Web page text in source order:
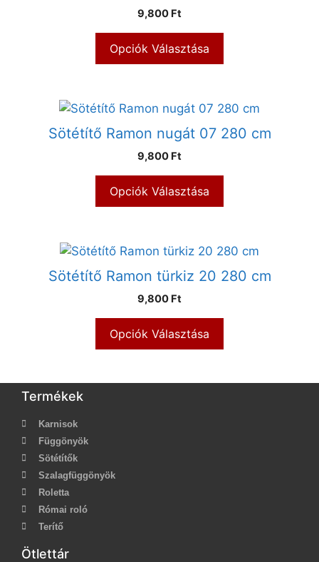
9,800 Ft
Opciók Választása
Sötétítő Ramon nugát 07 280 cm
9,800 Ft
Opciók Választása
Sötétítő Ramon türkiz 20 280 cm
9,800 Ft
Opciók Választása
Termékek
Karnisok
Függönyök
Sötétítők
Szalagfüggönyök
Roletta
Római roló
Terítő
Ötlettár